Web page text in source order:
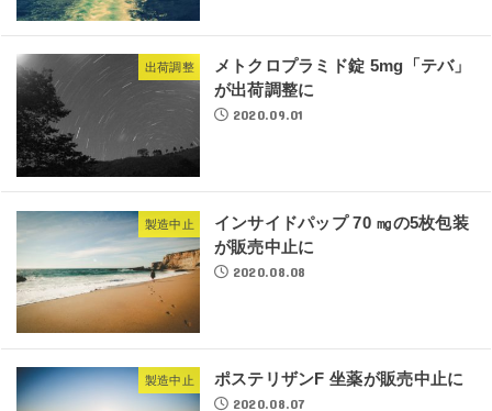
出荷調整
メトクロプラミド錠 5mg「テバ」
が出荷調整に
2020.09.01
製造中止
インサイドパップ 70 ㎎の5枚包装
が販売中止に
2020.08.08
製造中止 ポステリザンF 坐薬が販売中止に
2020.08.07